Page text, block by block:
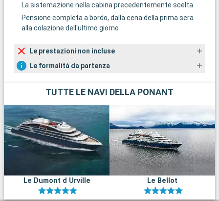
La sistemazione nella cabina precedentemente scelta
Pensione completa a bordo, dalla cena della prima sera
alla colazione dell'ultimo giorno
Le prestazioni non incluse
Le formalità da partenza
TUTTE LE NAVI DELLA PONANT
Le Dumont d Urville Le Bellot